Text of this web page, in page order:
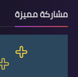
مشاركة مميزة